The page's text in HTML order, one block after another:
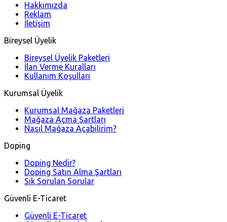
Hakkımızda
Reklam
İletişim
Bireysel Üyelik
Bireysel Üyelik Paketleri
İlan Verme Kuralları
Kullanım Koşulları
Kurumsal Üyelik
Kurumsal Mağaza Paketleri
Mağaza Açma Şartları
Nasıl Mağaza Açabilirim?
Doping
Doping Nedir?
Doping Satın Alma Şartları
Sık Sorulan Sorular
Güvenli E-Ticaret
Güvenli E-Ticaret